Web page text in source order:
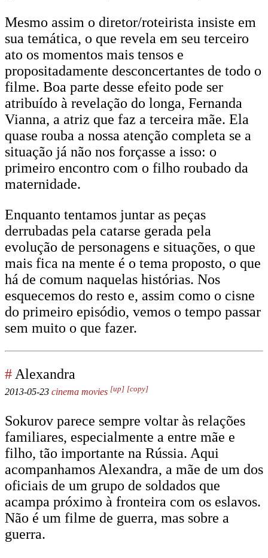
Mesmo assim o diretor/roteirista insiste em
sua temática, o que revela em seu terceiro
ato os momentos mais tensos e
propositadamente desconcertantes de todo o
filme. Boa parte desse efeito pode ser
atribuído à revelação do longa, Fernanda
Vianna, a atriz que faz a terceira mãe. Ela
quase rouba a nossa atenção completa se a
situação já não nos forçasse a isso: o
primeiro encontro com o filho roubado da
maternidade.
Enquanto tentamos juntar as peças
derrubadas pela catarse gerada pela
evolução de personagens e situações, o que
mais fica na mente é o tema proposto, o que
há de comum naquelas histórias. Nos
esquecemos do resto e, assim como o cisne
do primeiro episódio, vemos o tempo passar
sem muito o que fazer.
# Alexandra
2013-05-23 cinema movies [up] [copy]
Sokurov parece sempre voltar às relações
familiares, especialmente a entre mãe e
filho, tão importante na Rússia. Aqui
acompanhamos Alexandra, a mãe de um dos
oficiais de um grupo de soldados que
acampa próximo à fronteira com os eslavos.
Não é um filme de guerra, mas sobre a
guerra.